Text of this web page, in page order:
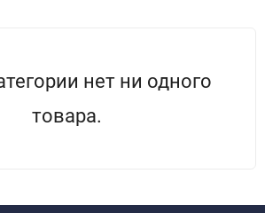
нет ни одного
товара.